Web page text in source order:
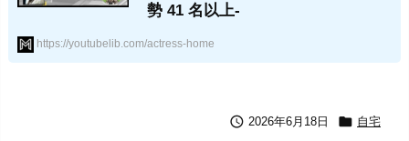
勢 41 名以上-
https://youtubelib.com/actress-home
 2026年6月18日  自宅